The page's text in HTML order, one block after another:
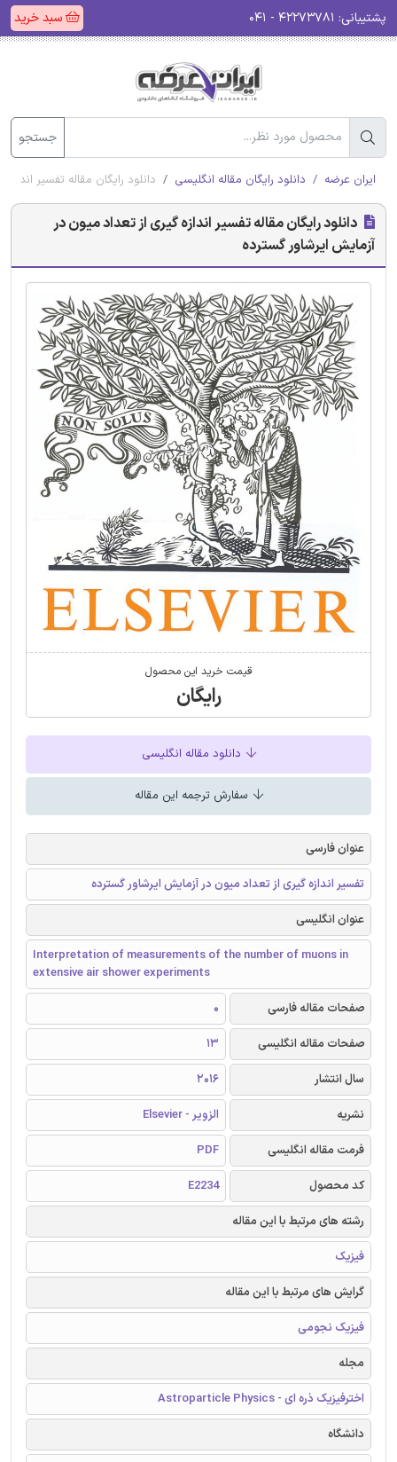
پشتیبانی: سبد خرید
جستجو
ایران عرضه دانلود رایگان مقاله انگلیسی دانلود رایگان مقاله تفسیر
دانلود رایگان مقاله تفسیر اندازه گیری از تعداد میون در
آزمایش ایرشاور گسترده
قیمت خرید این محصول
رایگان
دانلود مقاله انگلیسی
سفارش ترجمه این مقاله
عنوان فارسی
تفسیر اندازه گیری از تعداد میون در آزمایش ایرشاور گسترده
عنوان انگلیسی
Interpretation of measurements of the number of muons in
extensive air shower experiments
صفحات مقاله فارسی
0
صفحات مقاله انگلیسی
13
سال انتشار
2016
نشریه
الزویر - Elsevier
فرمت مقاله انگلیسی
PDF
کد محصول
E2234
رشته های مرتبط با این مقاله
فیزیک
گرایش های مرتبط با این مقاله
فیزیک نجومی
مجله
اخترفیزیک ذره ای - Astroparticle Physics
دانشگاه